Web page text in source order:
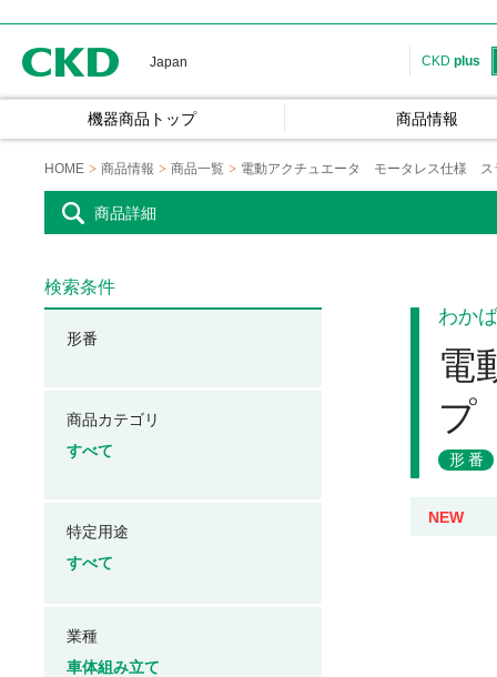
Japan CKD plus
機器商品トップ 商品情報
HOME 商品情報 商品一覧 電動アクチュエータ モータレス仕様 ス
商品詳細
わか
電
プ
形番
NEW
検索条件
形番
商品カテゴリ
すべて
特定用途
すべて
業種
車体組み立て